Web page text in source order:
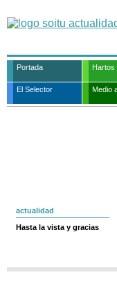
Portada Hartos
El Selector Medio
actualidad
Hasta la vista y gracias